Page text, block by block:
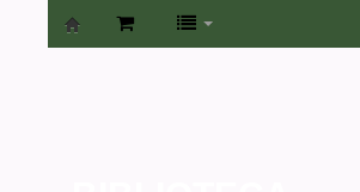
Biblioteca